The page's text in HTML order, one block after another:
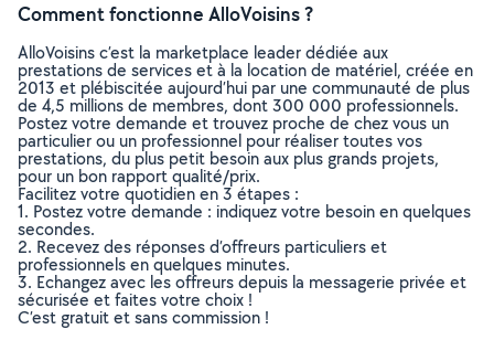
Comment fonctionne AlloVoisins ?
AlloVoisins c’est la marketplace leader dédiée aux
prestations de services et à la location de matériel, créée en
2013 et plébiscitée aujourd’hui par une communauté de plus
de 4,5 millions de membres, dont 300 000 professionnels.
Postez votre demande et trouvez proche de chez vous un
particulier ou un professionnel pour réaliser toutes vos
prestations, du plus petit besoin aux plus grands projets,
pour un bon rapport qualité/prix.
Facilitez votre quotidien en 3 étapes :
1. Postez votre demande : indiquez votre besoin en quelques
secondes.
2. Recevez des réponses d’offreurs particuliers et
professionnels en quelques minutes.
3. Echangez avec les offreurs depuis la messagerie privée et
sécurisée et faites votre choix !
C’est gratuit et sans commission !